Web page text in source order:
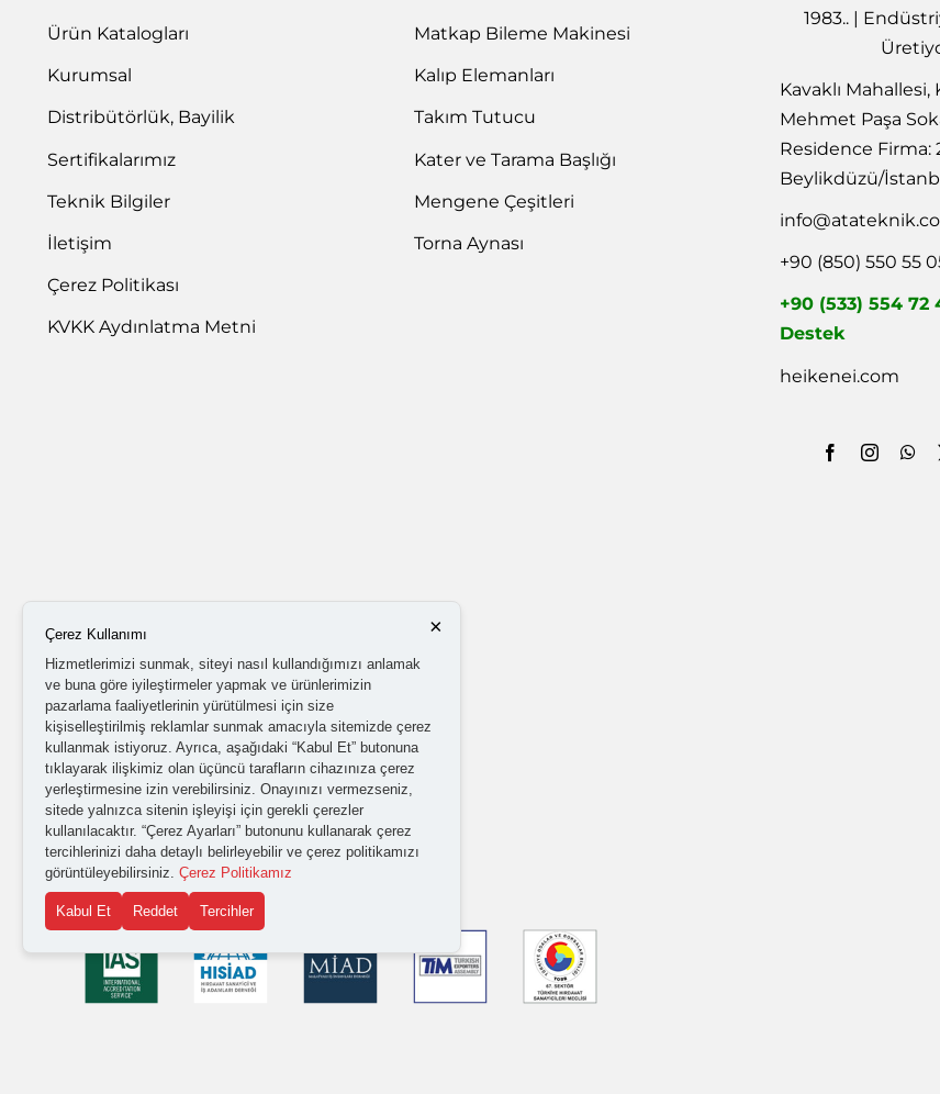
Ürün Katalogları
Kurumsal
Distribütörlük, Bayilik
Sertifikalarımız
Teknik Bilgiler
İletişim
Çerez Politikası
KVKK Aydınlatma Metni
Matkap Bileme Makinesi
Kalıp Elemanları
Takım Tutucu
Kater ve Tarama Başlığı
Mengene Çeşitleri
Torna Aynası
1983.. |
Kavaklı Mahallesi,
Mehmet Paşa
Residence Firma:
Beylikdüzü/
+90 (850) 550 55
+90 (533) 554
Destek
heikenei.com
×
Çerez Kullanımı
Hizmetlerimizi sunmak, siteyi nasıl kullandığımızı anlamak
ve buna göre iyileştirmeler yapmak ve ürünlerimizin
pazarlama faaliyetlerinin yürütülmesi için size
kişiselleştirilmiş reklamlar sunmak amacıyla sitemizde çerez
kullanmak istiyoruz. Ayrıca, aşağıdaki “Kabul Et” butonuna
tıklayarak ilişkimiz olan üçüncü tarafların cihazınıza çerez
yerleştirmesine izin verebilirsiniz. Onayınızı vermezseniz,
sitede yalnızca sitenin işleyişi için gerekli çerezler
kullanılacaktır. “Çerez Ayarları” butonunu kullanarak çerez
tercihlerinizi daha detaylı belirleyebilir ve çerez politikamızı
görüntüleyebilirsiniz. Çerez Politikamız
Kabul Et Reddet Tercihler